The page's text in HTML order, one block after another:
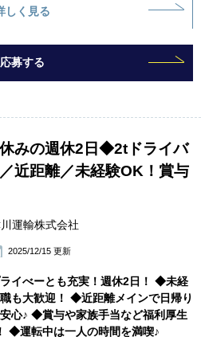
しく見る
応募する
みの週休2日◆2tドライバ
近距離／未経験OK！賞与
2025/12/15 更新
イべーとも充実！週休2日！ ◆未経
も大歓迎！ ◆近距離メインで日帰り
心♪ ◆賞与や家族手当など福利厚生
◆運転中は一人の時間を満喫♪